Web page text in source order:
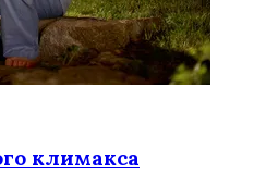
климакса